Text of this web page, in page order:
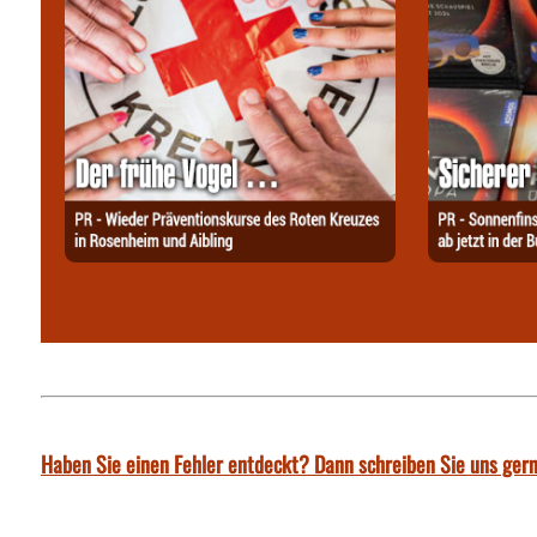
Haben Sie einen Fehler entdeckt? Dann schreiben Sie uns